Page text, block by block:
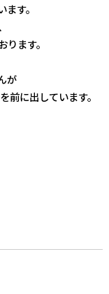
す。
ます。
が
前に出しています。